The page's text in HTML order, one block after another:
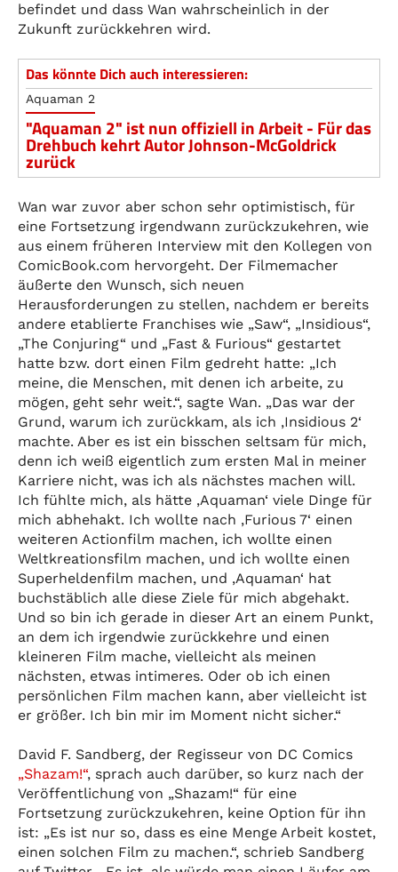
befindet und dass Wan wahrscheinlich in der
Zukunft zurückkehren wird.
Das könnte Dich auch interessieren:
Aquaman 2
"Aquaman 2" ist nun offiziell in Arbeit - Für das
Drehbuch kehrt Autor Johnson-McGoldrick
zurück
Wan war zuvor aber schon sehr optimistisch, für
eine Fortsetzung irgendwann zurückzukehren, wie
aus einem früheren Interview mit den Kollegen von
ComicBook.com hervorgeht. Der Filmemacher
äußerte den Wunsch, sich neuen
Herausforderungen zu stellen, nachdem er bereits
andere etablierte Franchises wie „Saw“, „Insidious“,
„The Conjuring“ und „Fast & Furious“ gestartet
hatte bzw. dort einen Film gedreht hatte: „Ich
meine, die Menschen, mit denen ich arbeite, zu
mögen, geht sehr weit.“, sagte Wan. „Das war der
Grund, warum ich zurückkam, als ich ‚Insidious 2‘
machte. Aber es ist ein bisschen seltsam für mich,
denn ich weiß eigentlich zum ersten Mal in meiner
Karriere nicht, was ich als nächstes machen will.
Ich fühlte mich, als hätte ‚Aquaman‘ viele Dinge für
mich abhehakt. Ich wollte nach ‚Furious 7‘ einen
weiteren Actionfilm machen, ich wollte einen
Weltkreationsfilm machen, und ich wollte einen
Superheldenfilm machen, und ‚Aquaman‘ hat
buchstäblich alle diese Ziele für mich abgehakt.
Und so bin ich gerade in dieser Art an einem Punkt,
an dem ich irgendwie zurückkehre und einen
kleineren Film mache, vielleicht als meinen
nächsten, etwas intimeres. Oder ob ich einen
persönlichen Film machen kann, aber vielleicht ist
er größer. Ich bin mir im Moment nicht sicher.“
David F. Sandberg, der Regisseur von DC Comics
„Shazam!“, sprach auch darüber, so kurz nach der
Veröffentlichung von „Shazam!“ für eine
Fortsetzung zurückzukehren, keine Option für ihn
ist: „Es ist nur so, dass es eine Menge Arbeit kostet,
einen solchen Film zu machen.“, schrieb Sandberg